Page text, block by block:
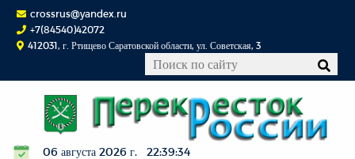
crossrus@yandex.ru
+7(84540)42072
412031, г. Ртищево Саратовской области, ул. Советская, 3
06 августа 2026 г. 22:39:35